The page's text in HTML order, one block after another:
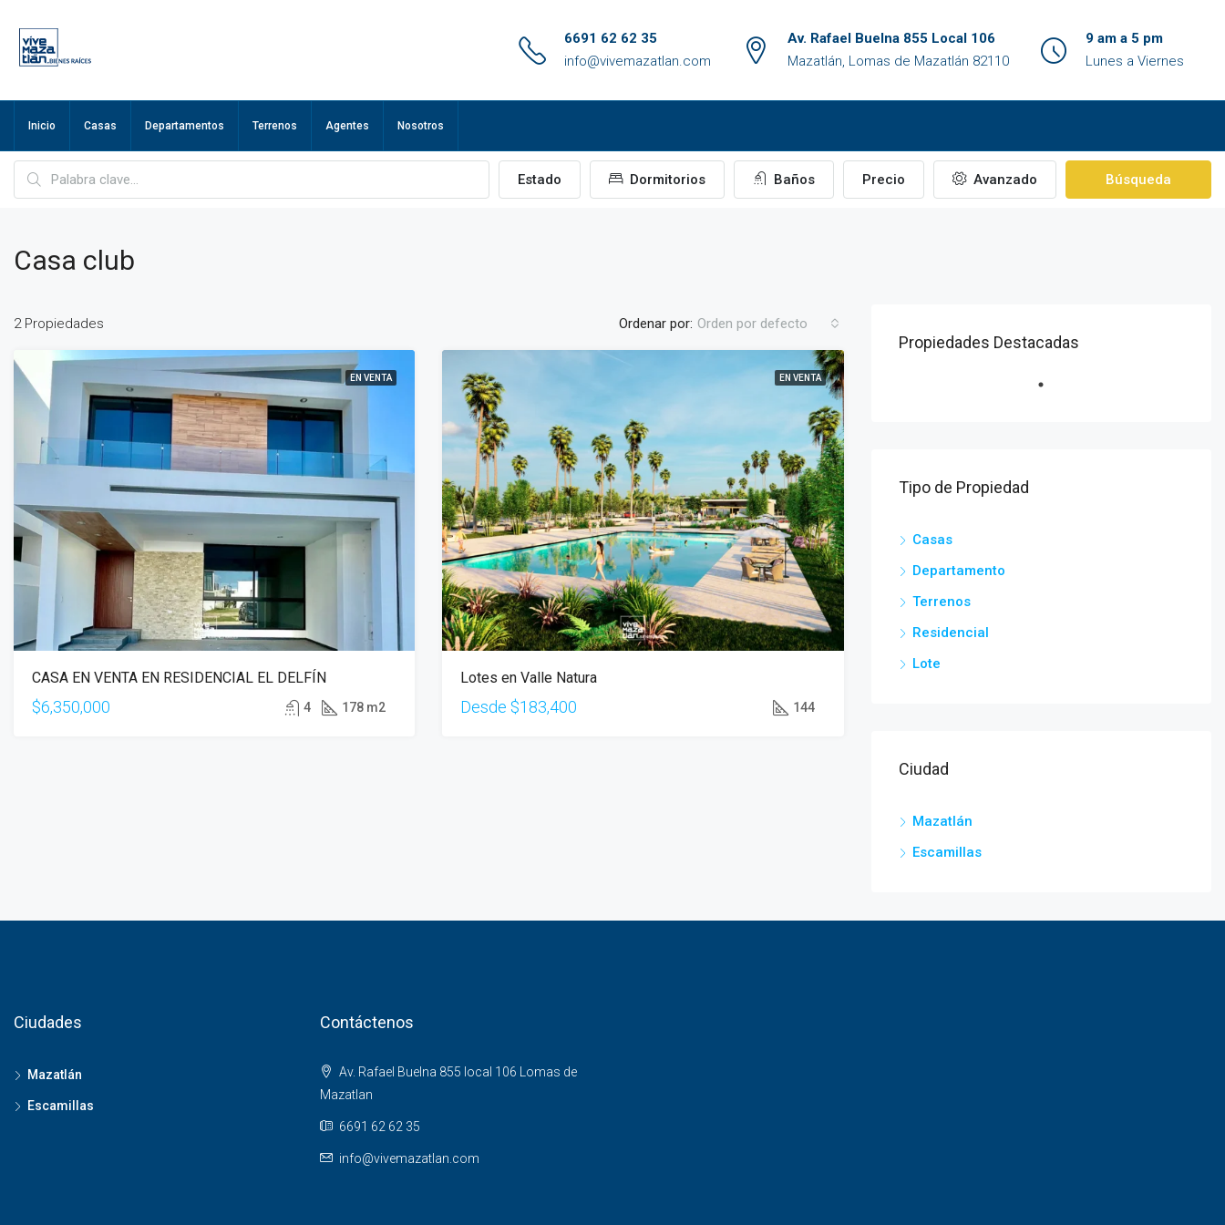
6691 62 62 35
info@vivemazatlan.com
Av. Rafael Buelna 855 Local 106
Mazatlán, Lomas de Mazatlán 82110
9 am a 5 pm
Lunes a Viernes
Inicio Casas Departamentos Terrenos Agentes Nosotros
Estado Dormitorios Baños Precio Avanzado Búsqueda
Casa club
2 Propiedades Ordenar por: Orden por defecto
EN VENTA
CASA EN VENTA EN RESIDENCIAL EL DELFÍN
$6,350,000 4 178 m2
EN VENTA
Lotes en Valle Natura
Desde $183,400 144
Propiedades Destacadas
Tipo de Propiedad
Casas
Departamento
Terrenos
Residencial
Lote
Ciudad
Mazatlán
Escamillas
Ciudades
Mazatlán
Escamillas
Contáctenos
Av. Rafael Buelna 855 local 106 Lomas de
Mazatlan
6691 62 62 35
info@vivemazatlan.com